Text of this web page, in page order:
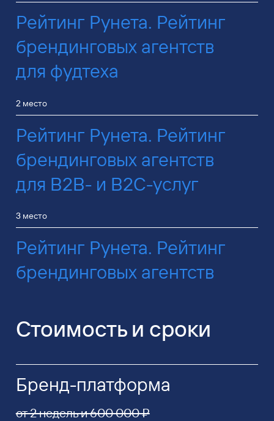
Рейтинг Рунета. Рейтинг
брендинговых агентств
для фудтеха
2 место
Рейтинг Рунета. Рейтинг
брендинговых агентств
для B2B- и B2C-услуг
3 место
Рейтинг Рунета. Рейтинг
брендинговых агентств
Стоимость и сроки
Бренд-платформа
от 2 недель и 600 000 ₽